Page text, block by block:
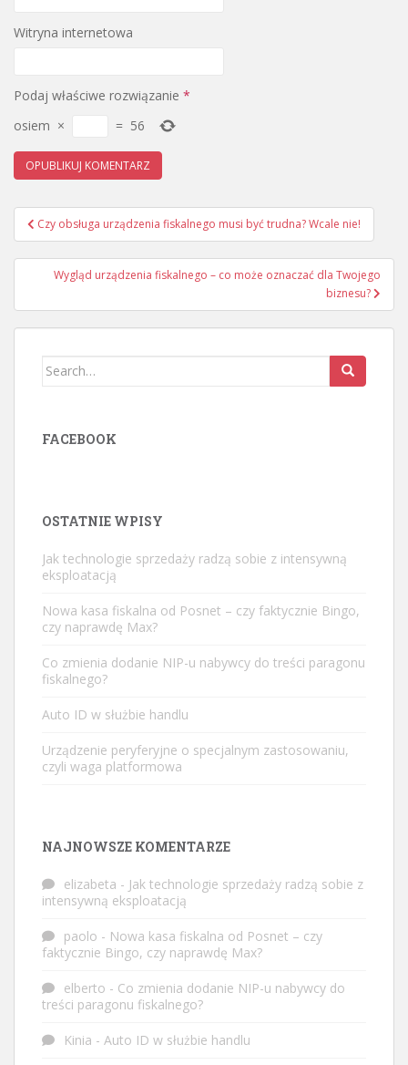
Witryna internetowa
Podaj właściwe rozwiązanie *
osiem × = 56
Nawigacja
wpisu
Czy obsługa urządzenia fiskalnego musi być trudna? Wcale nie!
Wygląd urządzenia fiskalnego – co może oznaczać dla Twojego
biznesu?
Search
FACEBOOK
OSTATNIE WPISY
Jak technologie sprzedaży radzą sobie z intensywną
eksploatacją
Nowa kasa fiskalna od Posnet – czy faktycznie Bingo,
czy naprawdę Max?
Co zmienia dodanie NIP-u nabywcy do treści paragonu
fiskalnego?
Auto ID w służbie handlu
Urządzenie peryferyjne o specjalnym zastosowaniu,
czyli waga platformowa
NAJNOWSZE KOMENTARZE
elizabeta - Jak technologie sprzedaży radzą sobie z
intensywną eksploatacją
paolo - Nowa kasa fiskalna od Posnet – czy
faktycznie Bingo, czy naprawdę Max?
elberto - Co zmienia dodanie NIP-u nabywcy do
treści paragonu fiskalnego?
Kinia - Auto ID w służbie handlu